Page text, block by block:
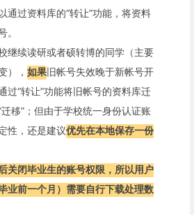
通过资料库的“转让”功能，将资料
。
继续读研或者硕转博的同学（主要
）， 如果旧帐号失效晚于新帐号开
过“转让”功能将旧帐号的资料库迁
移”；但由于学校统一身份认证账
性，还是建议优先在本地保存一份
关闭毕业生的账号权限，所以用户
业前一个月）需要自行下载处理数